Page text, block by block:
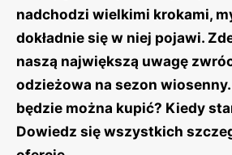
nadchodzi wielkimi krokami,
dokładnie się w niej pojawi.
naszą największą uwagę
odzieżowa na sezon
będzie można kupić? Kiedy
Dowiedz się wszystkich